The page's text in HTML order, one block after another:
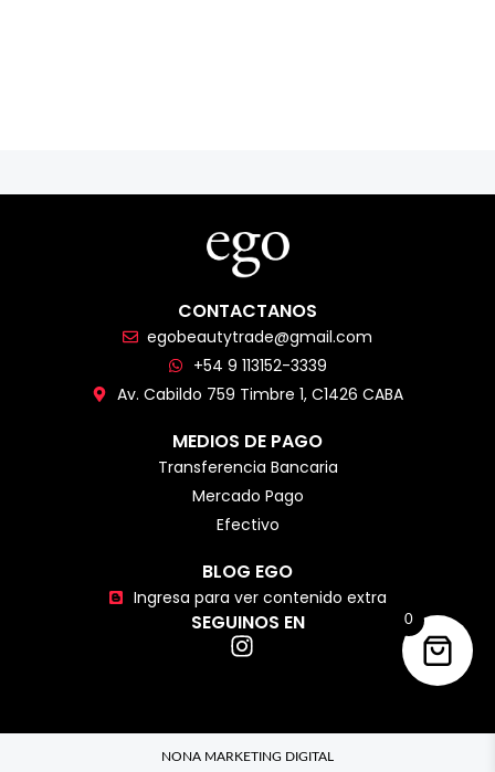
CONTACTANOS
egobeautytrade@gmail.com
+54 9 113152-3339
Av. Cabildo 759 Timbre 1, C1426 CABA
MEDIOS DE PAGO
Transferencia Bancaria
Mercado Pago
Efectivo
BLOG EGO
Ingresa para ver contenido extra
SEGUINOS EN
NONA MARKETING DIGITAL
0